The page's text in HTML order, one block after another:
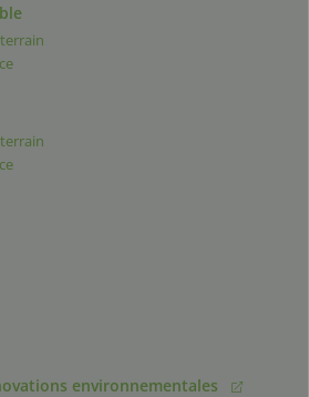
environnementales